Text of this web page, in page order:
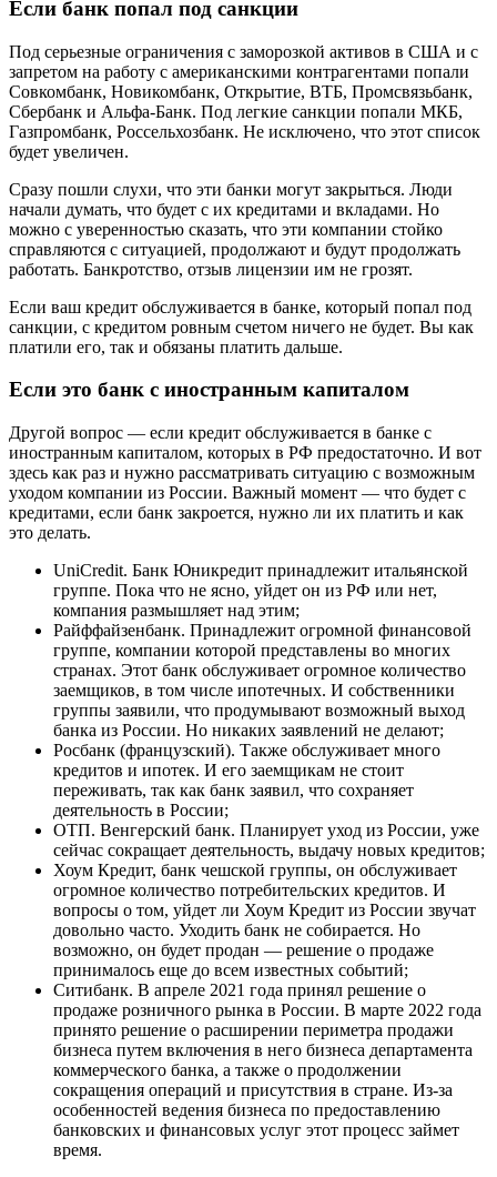
Если банк попал под санкции
Под серьезные ограничения с заморозкой активов в США и с
запретом на работу с американскими контрагентами попали
Совкомбанк, Новикомбанк, Открытие, ВТБ, Промсвязьбанк,
Сбербанк и Альфа-Банк. Под легкие санкции попали МКБ,
Газпромбанк, Россельхозбанк. Не исключено, что этот список
будет увеличен.
Сразу пошли слухи, что эти банки могут закрыться. Люди
начали думать, что будет с их кредитами и вкладами. Но
можно с уверенностью сказать, что эти компании стойко
справляются с ситуацией, продолжают и будут продолжать
работать. Банкротство, отзыв лицензии им не грозят.
Если ваш кредит обслуживается в банке, который попал под
санкции, с кредитом ровным счетом ничего не будет. Вы как
платили его, так и обязаны платить дальше.
Если это банк с иностранным капиталом
Другой вопрос — если кредит обслуживается в банке с
иностранным капиталом, которых в РФ предостаточно. И вот
здесь как раз и нужно рассматривать ситуацию с возможным
уходом компании из России. Важный момент — что будет с
кредитами, если банк закроется, нужно ли их платить и как
это делать.
UniCredit. Банк Юникредит принадлежит итальянской
группе. Пока что не ясно, уйдет он из РФ или нет,
компания размышляет над этим;
Райффайзенбанк. Принадлежит огромной финансовой
группе, компании которой представлены во многих
странах. Этот банк обслуживает огромное количество
заемщиков, в том числе ипотечных. И собственники
группы заявили, что продумывают возможный выход
банка из России. Но никаких заявлений не делают;
Росбанк (французский). Также обслуживает много
кредитов и ипотек. И его заемщикам не стоит
переживать, так как банк заявил, что сохраняет
деятельность в России;
ОТП. Венгерский банк. Планирует уход из России, уже
сейчас сокращает деятельность, выдачу новых кредитов;
Хоум Кредит, банк чешской группы, он обслуживает
огромное количество потребительских кредитов. И
вопросы о том, уйдет ли Хоум Кредит из России звучат
довольно часто. Уходить банк не собирается. Но
возможно, он будет продан — решение о продаже
принималось еще до всем известных событий;
Ситибанк. В апреле 2021 года принял решение о
продаже розничного рынка в России. В марте 2022 года
принято решение о расширении периметра продажи
бизнеса путем включения в него бизнеса департамента
коммерческого банка, а также о продолжении
сокращения операций и присутствия в стране. Из-за
особенностей ведения бизнеса по предоставлению
банковских и финансовых услуг этот процесс займет
время.